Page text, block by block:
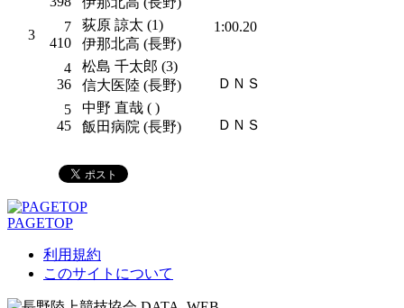
3
7
410
荻原 諒太 (1)
伊那北高 (長野)
1:00.20
4
36
松島 千太郎 (3)
信大医陸 (長野)
ＤＮＳ
5
45
中野 直哉 ( )
飯田病院 (長野)
ＤＮＳ
PAGETOP
利用規約
このサイトについて